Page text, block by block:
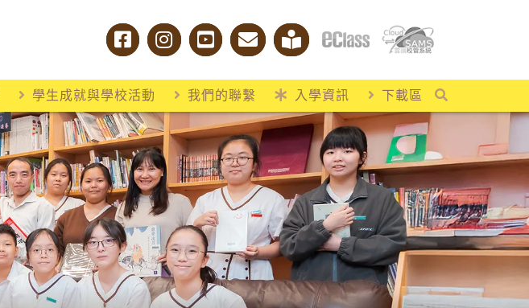
學生成就與學校活動 我們的聯繫 入學資訊 下載區